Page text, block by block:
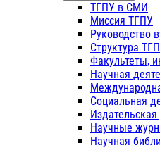
ТГПУ в СМИ
Миссия ТГПУ
Руководство
Структура
Факультеты,
Научная
Социальная
Научные
Научная